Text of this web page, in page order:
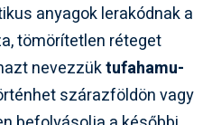
anyagok lerakódnak a
tömörítetlen réteget
nevezzüktufahamu-
szárazföldön vagy